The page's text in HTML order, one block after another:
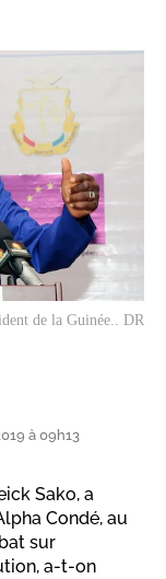
de la Guinée.. DR
à 09h13
Sako, a
Condé, au
sur
a-t-on